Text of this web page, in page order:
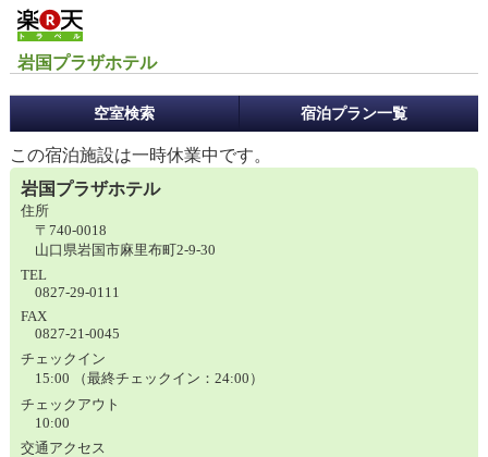
岩国プラザホテル
約
メ
ニ
ュ
ー
空室検索 宿泊プラン一覧
この宿泊施設は一時休業中です。
岩国プラザホテル
住所
〒740-0018
山口県岩国市麻里布町2-9-30
TEL
0827-29-0111
FAX
0827-21-0045
チェックイン
15:00 （最終チェックイン：24:00）
チェックアウト
10:00
交通アクセス